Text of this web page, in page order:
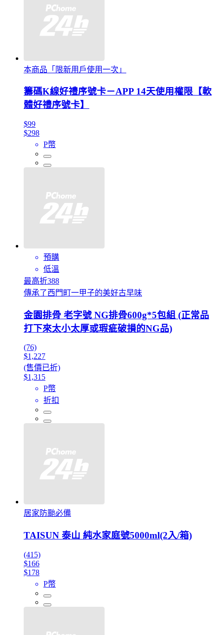
本商品「限新用戶使用一次」
籌碼K線好禮序號卡－APP 14天使用權限【軟
體好禮序號卡】
$99
$298
P幣
預購
低溫
最高折388
傳承了西門町一甲子的美好古早味
金園排骨 老字號 NG排骨600g*5包組 (正常品
打下來太小太厚或瑕疵破損的NG品)
(76)
$1,227
(售價已折)
$1,315
P幣
折扣
居家防颱必備
TAISUN 泰山 純水家庭號5000ml(2入/箱)
(415)
$166
$178
P幣